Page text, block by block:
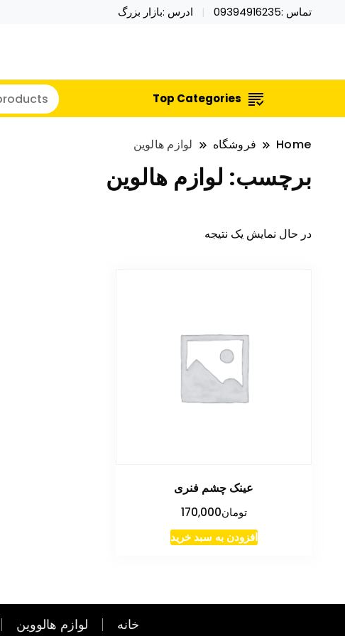
تماس :09394916235 ادرس :بازار بزرگ
نایکر توی فروش عمده لوازم هالووین
خرید محصولات خاص فیجت اسباب بازی تراول ماگ
Top Categories
Home فروشگاه لوازم هالوین
برچسب: لوازم هالوین
در حال نمایش یک نتیجه
عینک چشم فنری
تومان170,000
افزودن به سبد خرید
خانه لوازم هالووین